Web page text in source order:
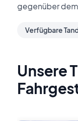
gegenüber
Verfügbare
Unsere